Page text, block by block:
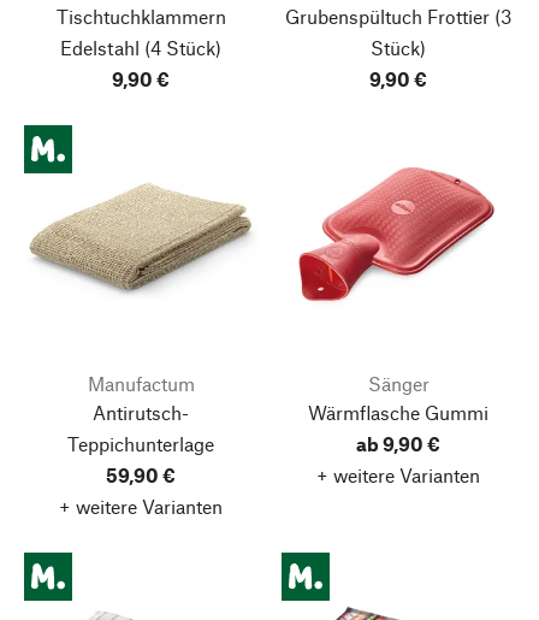
Tischtuchklammern
Edelstahl (4 Stück)
9,90 €
Grubenspültuch Frottier (3
Stück)
9,90 €
Manufactum
Antirutsch-
Teppichunterlage
59,90 €
+ weitere Varianten
Sänger
Wärmflasche Gummi
ab 9,90 €
+ weitere Varianten